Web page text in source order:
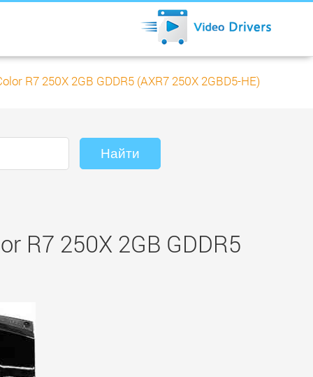
R7 250X 2GB GDDR5 (AXR7 250X 2GBD5-HE)
R7 250X 2GB GDDR5